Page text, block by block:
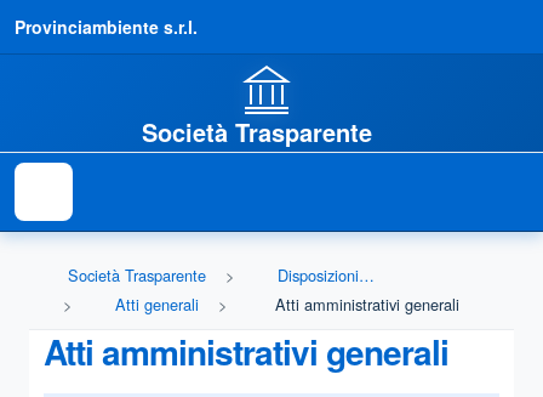
Provinciambiente s.r.l.
Società Trasparente
Società Trasparente
Disposizioni generali
Atti generali
Atti amministrativi generali
Atti amministrativi generali